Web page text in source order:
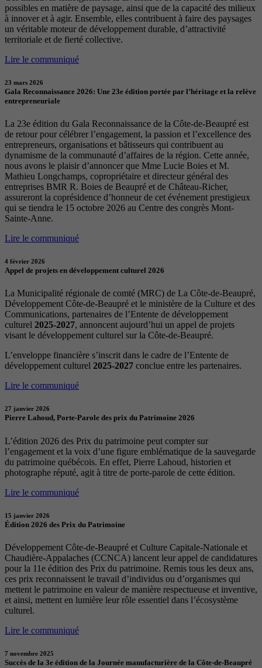
possibles en matière de paysage, ainsi que de la capacité des milieux
à innover et à agir. Ensemble, elles contribuent à faire des paysages
un véritable moteur de développement durable, d’attractivité
territoriale et de fierté collective.
Lire le communiqué
23 mars 2026
Gala Reconnaissance 2026: Une 23e édition portée par l’héritage et la relève
entrepreneuriale
La 23e édition du Gala Reconnaissance de la Côte-de-Beaupré est
de retour pour célébrer l’engagement, la passion et l’excellence des
entrepreneurs, organisations et bâtisseurs qui contribuent au
dynamisme de la communauté d’affaires de la région. Cette année,
nous avons le plaisir d’annoncer que Mme Lucie Boies et M.
Mathieu Longchamps, copropriétaire et directeur général des
entreprises BMR R. Boies de Beaupré et de Château-Richer,
assureront la coprésidence d’honneur de cet événement prestigieux
qui se tiendra le 15 octobre 2026 au Centre des congrès Mont-
Sainte-Anne.
Lire le communiqué
4 février 2026
Appel de projets en développement culturel 2026
La Municipalité régionale de comté (MRC) de La Côte-de-Beaupré,
Développement Côte-de-Beaupré et le ministère de la Culture et des
Communications, partenaires de l’Entente de développement
culturel 2025-2027, annoncent aujourd’hui un appel de projets
visant le développement culturel sur la Côte-de-Beaupré.
L’enveloppe financière s’inscrit dans le cadre de l’Entente de
développement culturel 2025-2027 conclue entre les partenaires.
Lire le communiqué
27 janvier 2026
Pierre Lahoud, Porte-Parole des prix du Patrimoine 2026
L’édition 2026 des Prix du patrimoine peut compter sur
l’engagement et la voix d’une figure emblématique de la sauvegarde
du patrimoine québécois. En effet, Pierre Lahoud, historien et
photographe réputé, agit à titre de porte-parole de cette édition.
Lire le communiqué
15 janvier 2026
Édition 2026 des Prix du Patrimoine
Développement Côte-de-Beaupré et Culture Capitale-Nationale et
Chaudière-Appalaches (CCNCA) lancent leur appel de candidatures
pour la 11e édition des Prix du patrimoine. Remis tous les deux ans,
ces prix reconnaissent le travail d’individus ou d’organismes qui
mettent le patrimoine en valeur de manière respectueuse et inventive,
et ainsi, mettent en lumière leur rôle essentiel dans l’écosystème
culturel.
Lire le communiqué
7 novembre 2025
Succès de la 3e édition de la Journée manufacturière de la Côte-de-Beaupré